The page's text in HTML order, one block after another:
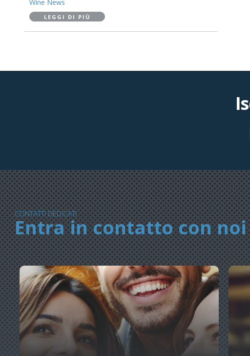
Wine News
LEGGI DI PIÙ
CONTATTI DEDICATI
Entra in contatto con noi